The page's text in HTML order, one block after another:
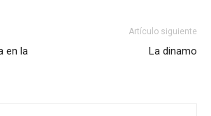
en la
Artículo siguiente
La dinamo